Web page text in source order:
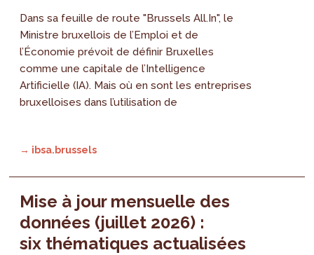
Dans sa feuille de route "Brussels All.In", le
Ministre bruxellois de l’Emploi et de
l’Économie prévoit de définir Bruxelles
comme une capitale de l’Intelligence
Artificielle (IA). Mais où en sont les entreprises
bruxelloises dans l’utilisation de
→ ibsa.brussels
Mise à jour mensuelle des
données (juillet 2026) :
six thématiques actualisées